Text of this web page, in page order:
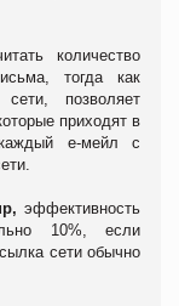
количество
тогда как
позволяет
приходят в
е-мейл с
,эффективность
10%, если
сети обычно